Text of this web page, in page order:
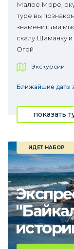
Малое Море,
туре вы
знаменитыми
скалу Шаманку
Огой
Экскурсии
Ближайшие даты
показать
ИДЕТ НАБОР